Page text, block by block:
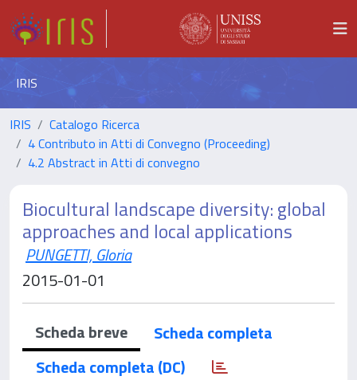
IRIS
IRIS
Catalogo Ricerca
4 Contributo in Atti di Convegno (Proceeding)
4.2 Abstract in Atti di convegno
Biocultural landscape diversity: global
approaches and local applications
PUNGETTI, Gloria
2015-01-01
Scheda breve
Scheda completa
Scheda completa (DC)